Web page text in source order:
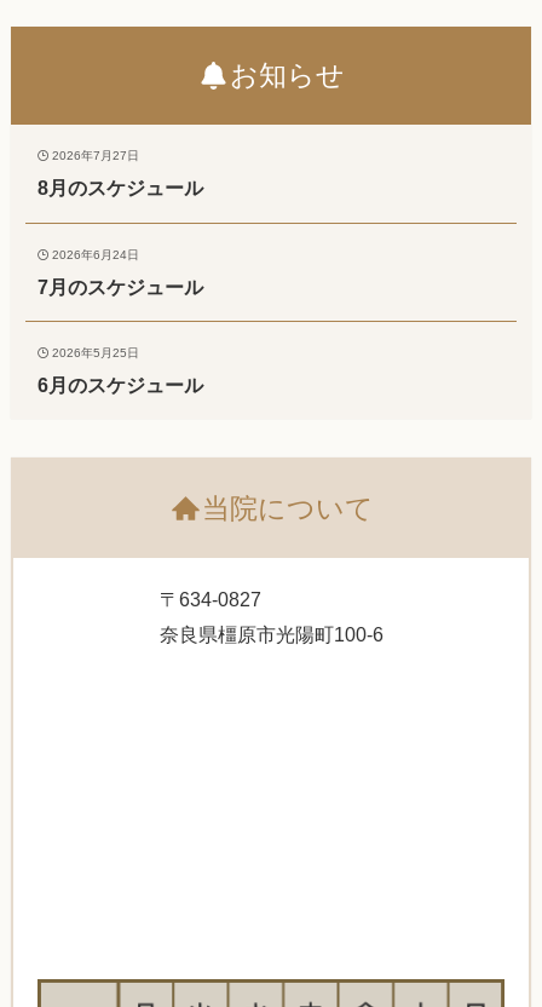
お知らせ
2026年7月27日
8月のスケジュール
2026年6月24日
7月のスケジュール
2026年5月25日
6月のスケジュール
当院について
〒634-0827
奈良県橿原市光陽町100-6